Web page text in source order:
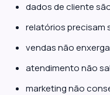
dados de cliente
relatórios precisam
vendas não
atendimento não
marketing não